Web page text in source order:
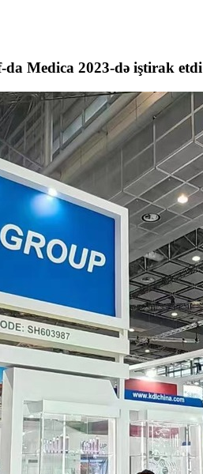
Medica 2023-də iştirak etdi